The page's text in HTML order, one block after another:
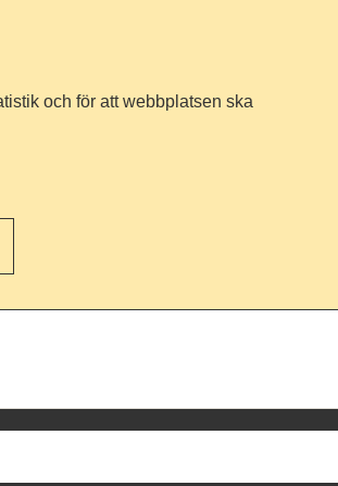
och för att webbplatsen ska